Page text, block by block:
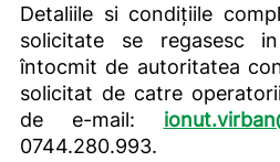
Detaliile si condițiile
solicitate se regasesc
întocmit de autoritatea
solicitat de catre
de e-mail: ionut.virban
0744.280.993.